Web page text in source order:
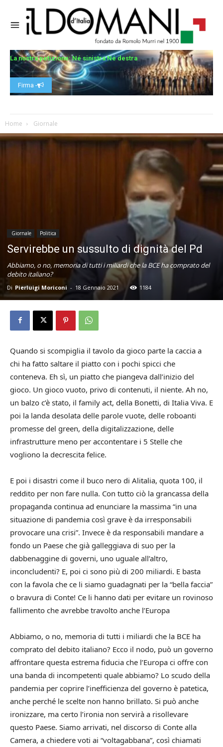
La nostra petizione: Né sinistra Né destra
Firma -
Home Giornale
Giornale Politica
Servirebbe un sussulto di dignità del Pd
Abbiamo, o no, memoria di tutti i miliardi che la BCE ha comprato del
debito italiano?
Di Pierluigi Moriconi - 18 Gennaio 2021 1184
Quando si scompiglia il tavolo da gioco parte la caccia a
chi ha fatto saltare il piatto con i pochi spicci che
conteneva. Eh sì, un piatto che piangeva dall’inizio del
gioco. Un gioco vuoto, privo di contenuti, il niente. Ah no,
un balzo c’è stato, il family act, della Bonetti, di Italia Viva. E
poi la landa desolata delle parole vuote, delle roboanti
promesse del green, della digitalizzazione, delle
infrastrutture meno per accontentare i 5 Stelle che
vogliono la decrescita felice.
E poi i disastri come il buco nero di Alitalia, quota 100, il
reddito per non fare nulla. Con tutto ciò la grancassa della
propaganda continua ad enunciare la massima “in una
situazione di pandemia così grave è da irresponsabili
provocare una crisi”. Invece è da responsabili mandare a
fondo un Paese che già galleggiava di suo per la
dabbenaggine di governi, uno uguale all’altro,
inconcludenti? E, poi ci sono più di 200 miliardi. E basta
con la favola che ce li siamo guadagnati per la “bella faccia”
o bravura di Conte! Ce li hanno dati per evitare un rovinoso
fallimento che avrebbe travolto anche l’Europa
Abbiamo, o no, memoria di tutti i miliardi che la BCE ha
comprato del debito italiano? Ecco il nodo, può un governo
affrontare questa estrema fiducia che l’Europa ci offre con
una banda di incompetenti quale abbiamo? Lo scudo della
pandemia per coprire l’inefficienza del governo è patetica,
anche perché le scelte non hanno brillato. Si può anche
ironizzare, ma certo l’ironia non servirà a risollevare
questo Paese. Siamo arrivati, nel discorso di Conte alla
Camera, a chiedere voti ai “voltagabbana”, così chiamati